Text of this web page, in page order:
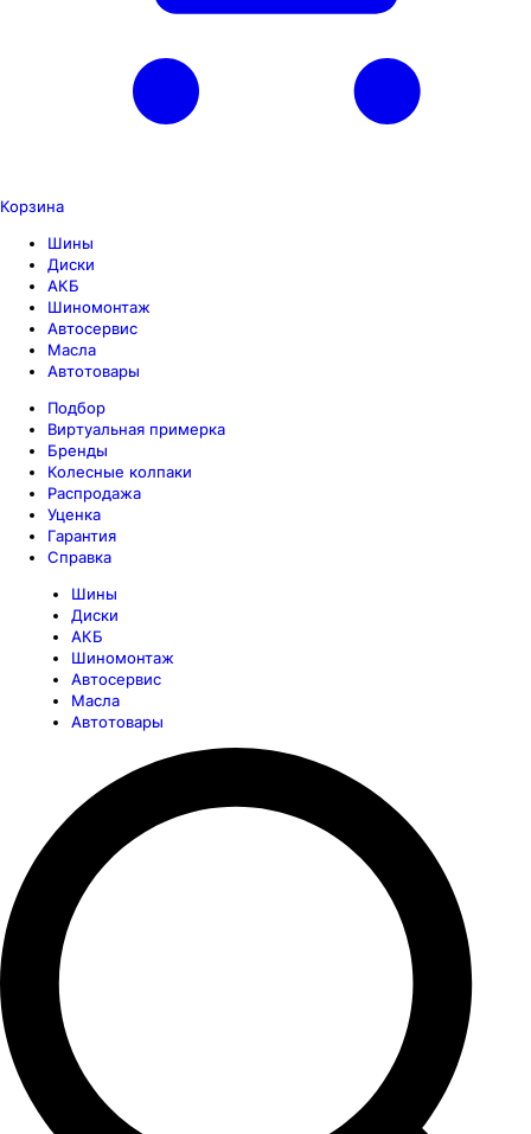
Корзина
Шины
Диски
АКБ
Шиномонтаж
Автосервис
Масла
Автотовары
Подбор
Виртуальная примерка
Бренды
Колесные колпаки
Распродажа
Уценка
Гарантия
Справка
Шины
Диски
АКБ
Шиномонтаж
Автосервис
Масла
Автотовары